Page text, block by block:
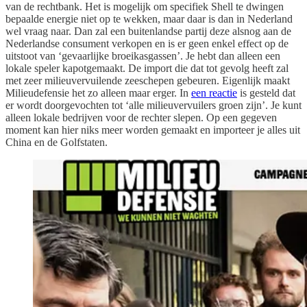
van de rechtbank. Het is mogelijk om specifiek Shell te dwingen
bepaalde energie niet op te wekken, maar daar is dan in Nederland
wel vraag naar. Dan zal een buitenlandse partij deze alsnog aan de
Nederlandse consument verkopen en is er geen enkel effect op de
uitstoot van ‘gevaarlijke broeikasgassen’. Je hebt dan alleen een
lokale speler kapotgemaakt. De import die dat tot gevolg heeft zal
met zeer milieuvervuilende zeeschepen gebeuren. Eigenlijk maakt
Milieudefensie het zo alleen maar erger. In een reactie is gesteld dat
er wordt doorgevochten tot ‘alle milieuvervuilers groen zijn’. Je kunt
alleen lokale bedrijven voor de rechter slepen. Op een gegeven
moment kan hier niks meer worden gemaakt en importeer je alles uit
China en de Golfstaten.